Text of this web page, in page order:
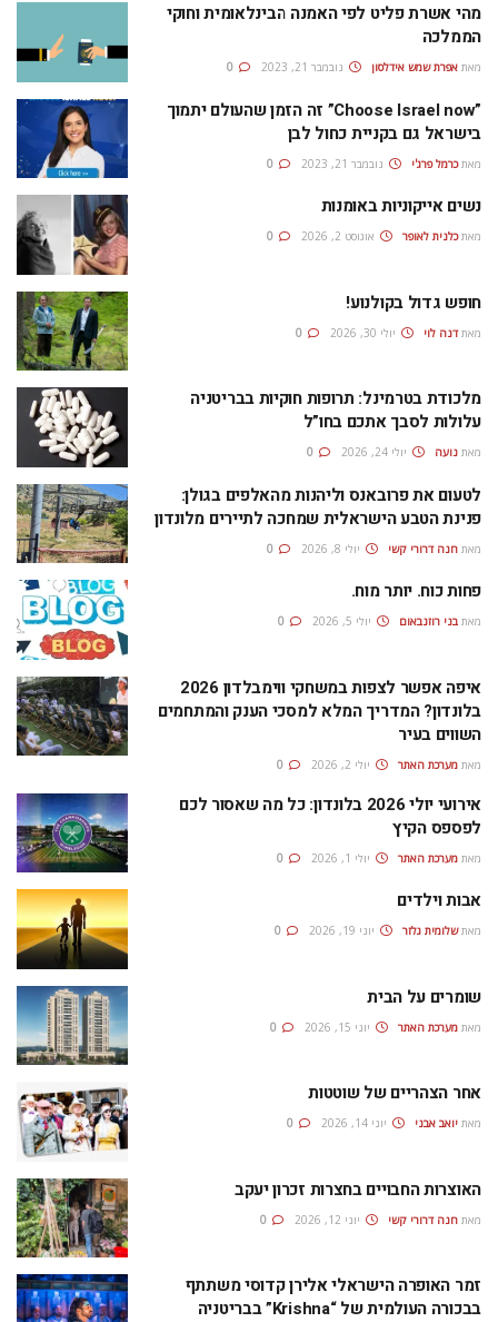
מהי אשרת פליט לפי האמנה הבינלאומית וחוקי
הממלכה
מאת אפרת‭ ‬שמש‭ ‬אידלסון נובמבר 21, 2023
”Choose Israel now” זה הזמן שהעולם יתמוך
בישראל גם בקניית כחול לבן
מאת כרמל פרג'י נובמבר 21, 2023
נשים אייקוניות באומנות
מאת כלנית לאופר אוגוסט 2, 2026
חופש גדול בקולנוע!
מאת דנה לוי יולי 30, 2026
מלכודת בטרמינל: תרופות חוקיות בבריטניה
עלולות לסבך אתכם בחו”ל
מאת נועה יולי 24, 2026
לטעום את פרובאנס וליהנות מהאלפים בגולן:
פנינת הטבע הישראלית שמחכה לתיירים מלונדון
מאת חנה דרורי קשי יולי 8, 2026
פחות כוח. יותר מוח.
מאת בני רוזנבאום יולי 5, 2026
איפה אפשר לצפות במשחקי ווימבלדון 2026
בלונדון? המדריך המלא למסכי הענק והמתחמים
השווים בעיר
מאת מערכת האתר יולי 2, 2026
אירועי יולי 2026 בלונדון: כל מה שאסור לכם
לפספס הקיץ
מאת מערכת האתר יולי 1, 2026
אבות וילדים
מאת שלומית גלזר יוני 19, 2026
שומרים על הבית
מאת מערכת האתר יוני 15, 2026
אחר הצהריים של שוטטות
מאת יואב אבני יוני 14, 2026
האוצרות החבויים בחצרות זכרון יעקב
מאת חנה דרורי קשי יוני 12, 2026
זמר האופרה הישראלי אלירן קדוסי משתתף
בבכורה העולמית של “Krishna” בבריטניה